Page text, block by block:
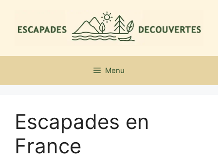
contenu
Menu
Escapades en
France